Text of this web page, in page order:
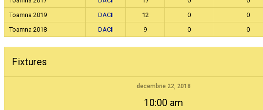
Toamna 2019
DACII 12 0 0
Toamna 2018
DACII 9 0 0
Fixtures
decembrie 22, 2018
10:00 am